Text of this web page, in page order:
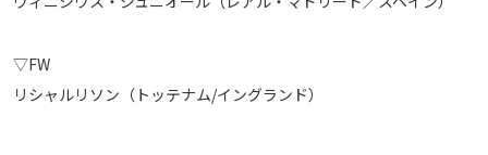
お問い合わせ
▽FW
リシャルリソン（トッテナム/イングランド）